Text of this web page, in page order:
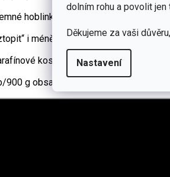
dolním rohu a povolit jen
Děkujeme za vaši
Nastavení
hoblinky/třísky a jiskry mají co chytit.
i méně ideální dřevo a rozfoukané
kostky a chemicképodpalovače
900 g obsahuje cca